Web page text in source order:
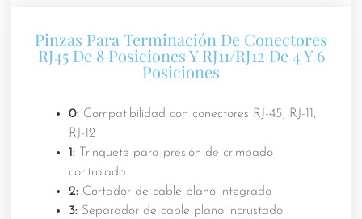
Pinzas Para Terminación De Conectores
RJ45 De 8 Posiciones Y RJ11/RJ12 De 4 Y 6
Posiciones
0: Compatibilidad con conectores RJ-45, RJ-11,
RJ-12
1: Trinquete para presión de crimpado
controlada
2: Cortador de cable plano integrado
3: Separador de cable plano incrustado